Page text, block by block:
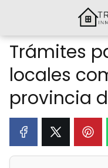
Trámites
locales
provincia